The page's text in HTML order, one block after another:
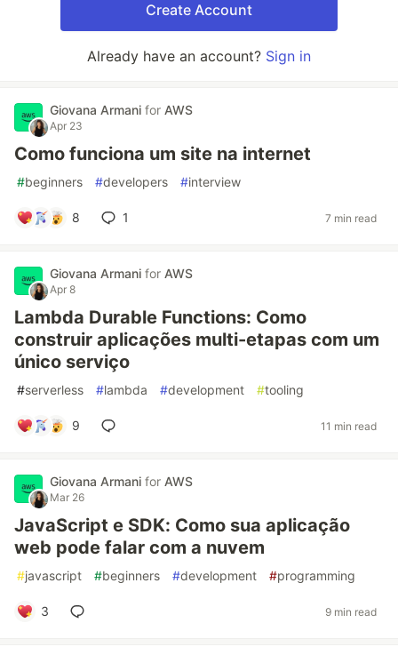
Create Account
Already have an account? Sign in
Giovana Armani for AWS
Apr 23
Como funciona um site na internet
#beginners #developers #interview
8 1 7 min read
Giovana Armani for AWS
Apr 8
Lambda Durable Functions: Como
construir aplicações multi-etapas com um
único serviço
#serverless #lambda #development #tooling
9 11 min read
Giovana Armani for AWS
Mar 26
JavaScript e SDK: Como sua aplicação
web pode falar com a nuvem
#javascript #beginners #development #programming
3 9 min read